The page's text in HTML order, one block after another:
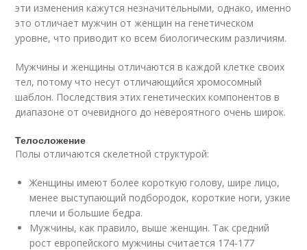
эти изменения кажутся незначительными, однако, именно
это отличает мужчин от женщин на генетическом
уровне, что приводит ко всем биологическим различиям.
Мужчины и женщины отличаются в каждой клетке своих
тел, потому что несут отличающийся хромосомный
шаблон. Последствия этих генетических компонентов в
диапазоне от очевидного до невероятного очень широк.
Телосложение
Полы отличаются скелетной структурой:
Женщины имеют более короткую голову, шире лицо,
менее выступающий подбородок, короткие ноги, узкие
плечи и большие бедра.
Мужчины, как правило, выше женщин. Так средний
рост европейского мужчины считается 174-177